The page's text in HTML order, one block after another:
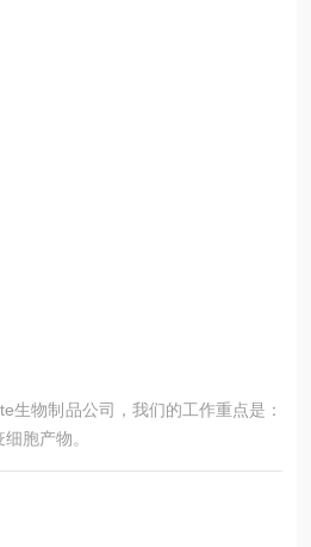
生物制品公司，我们的工作重点是：
胞产物。